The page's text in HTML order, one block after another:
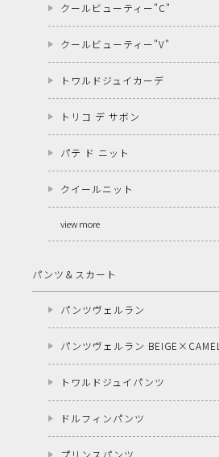
クールビューティー"C"
クールビューティー"V"
トワルドジュイカーデ
トリコ デ サボン
パテ ド ニット
クイールニット
view more
パンツ＆スカート
パンツヴェルラン
パンツヴェルラン BEIGE×CAMEL
トワルドジュイパンツ
ドルフィンパンツ